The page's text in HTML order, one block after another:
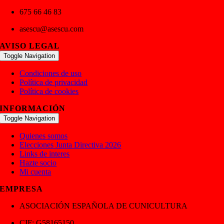
675 66 46 83
asescu@asescu.com
AVISO LEGAL
Toggle Navigation
Condiciones de uso
Política de privacidad
Política de cookies
INFORMACIÓN
Toggle Navigation
Quienes somos
Elecciones Junta Directiva 2026
Links de interes
Hazte socio
Mi cuenta
EMPRESA
ASOCIACIÓN ESPAÑOLA DE CUNICULTURA